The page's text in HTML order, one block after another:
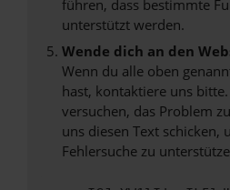
führen, dass bestimmte
unterstützt werden.
Wende dich an den
Wenn du alle oben
hast, kontaktiere uns
versuchen, das Problem
uns diesen Text schicken,
Fehlersuche zu